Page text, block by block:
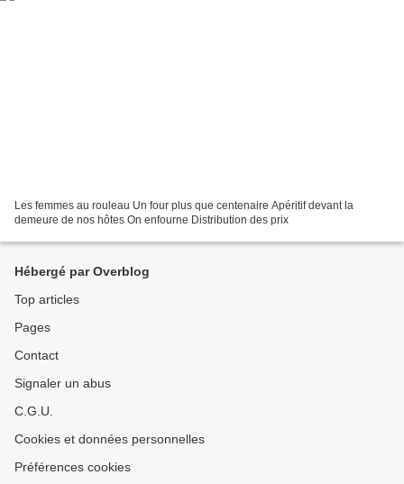
Les femmes au rouleau Un four plus que centenaire Apéritif devant la
demeure de nos hôtes On enfourne Distribution des prix
Hébergé par Overblog
Top articles
Pages
Contact
Signaler un abus
C.G.U.
Cookies et données personnelles
Préférences cookies